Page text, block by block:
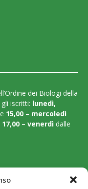
dei Biologi della
iscritti: lunedì,
15,00 – mercoledì
17,00 – venerdì dalle